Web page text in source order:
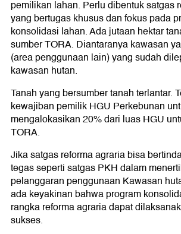
pemilikan lahan. Perlu dibentuk satgas
yang bertugas khusus dan fokus pada
konsolidasi lahan. Ada jutaan hektar
sumber TORA. Diantaranya kawasan
(area penggunaan lain) yang sudah
kawasan hutan.
Tanah yang bersumber tanah terlantar.
kewajiban pemilik HGU Perkebunan
mengalokasikan 20% dari luas HGU
TORA.
Jika satgas reforma agraria bisa
tegas seperti satgas PKH dalam
pelanggaran penggunaan Kawasan
ada keyakinan bahwa program
rangka reforma agraria dapat
sukses.